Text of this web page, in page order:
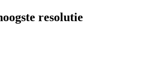
resolutie